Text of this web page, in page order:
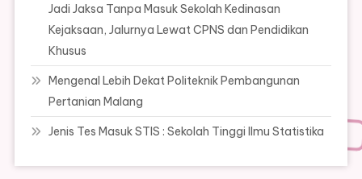
Jadi Jaksa Tanpa Masuk Sekolah Kedinasan
Kejaksaan, Jalurnya Lewat CPNS dan Pendidikan
Khusus
Mengenal Lebih Dekat Politeknik Pembangunan
Pertanian Malang
Jenis Tes Masuk STIS : Sekolah Tinggi Ilmu Statistika